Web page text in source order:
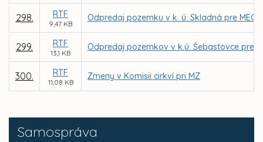
Samospráva
298. RTF
9,47 KB
Odpredaj pozemku v k. ú. Skladná pre
299. RTF
13,1 KB
Odpredaj pozemkov v k.ú. Šebastovce pre
300. RTF
11,08 KB
Zmeny v Komisii cirkví pri MZ